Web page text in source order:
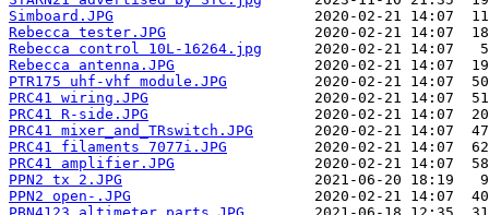
Simboard.JPG
Rebecca tester.JPG
Rebecca control 10L-16264.jpg
Rebecca antenna.JPG
PTR175 uhf-vhf module.JPG
PRC41 wiring.JPG
PRC41 R-side.JPG
PRC41 mixer_and_TRswitch.JPG
PRC41 filaments 7077i.JPG
PRC41 amplifier.JPG
PPN2 tx 2.JPG
PPN2 open-.JPG